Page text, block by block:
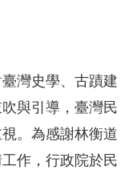
灣史學、古蹟建
與引導，臺灣民
。為感謝林衡道
作，行政院於民